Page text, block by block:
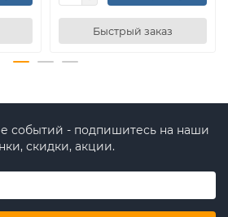
Быстрый заказ
событий - подпишитесь на наши
скидки, акции.